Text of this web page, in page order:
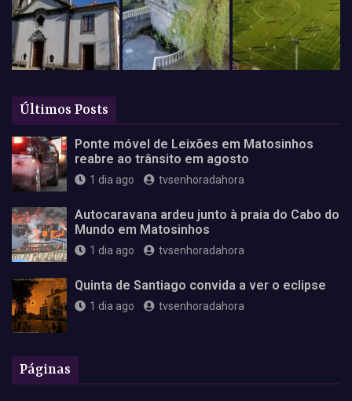
Últimos Posts
Ponte móvel de Leixões em Matosinhos
reabre ao trânsito em agosto
1 dia ago tvsenhoradahora
Autocaravana ardeu junto à praia do Cabo do
Mundo em Matosinhos
1 dia ago tvsenhoradahora
Quinta de Santiago convida a ver o eclipse
1 dia ago tvsenhoradahora
Páginas